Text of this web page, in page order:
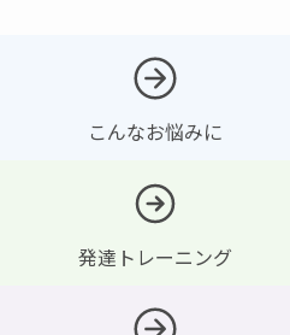
こんなお悩みに
発達トレーニング